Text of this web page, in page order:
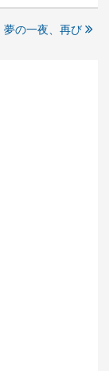
夢の一夜、再び